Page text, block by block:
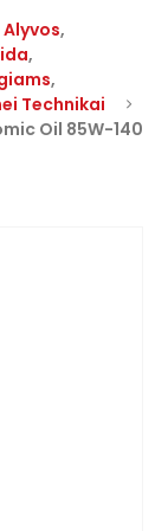
,
,
,
Technikai
Oil 85W-140